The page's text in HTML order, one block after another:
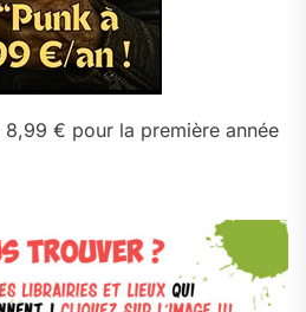
8,99 € pour la première année